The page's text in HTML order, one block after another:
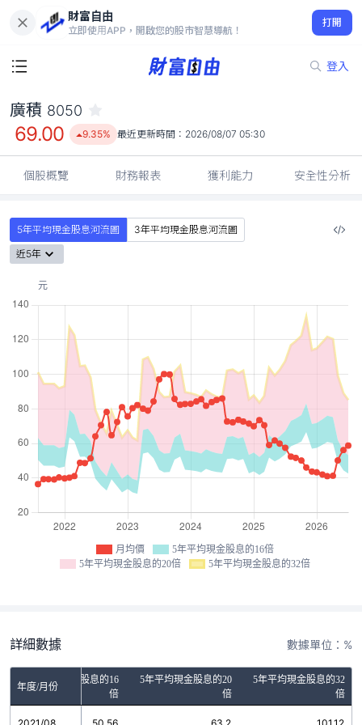
財富自由
立即使用APP，開啟您的股市智慧導航！
打開
登入
69.00
9.35%
廣積 8050
69.00 9.35% 最近更新時間： 2026/08/07 05:30
個股概覽 財務報表 獲利能力 安全性分析
5年平均現金股息河流圖
3年平均現金股息河流圖
近5年
月均價
5年平均現金股息的16倍
5年平均現金股息的20倍
5年平均現金股息的32倍
詳細數據 數據單位：%
年度/月份
5年平均現金股息的16
倍
5年平均現金股息的20
倍
5年平均現金股息的32
倍